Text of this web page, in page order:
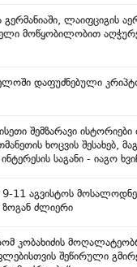
გერმანიაში, ლაიფციგის
მოწყობილობით
დაფუძნებული
შემზარავი
ხოცვის შესახებ,
საგანი - იაგო
11 აგვისტოს
ზოგან ძლიერი
კობახიძის
შეწირული